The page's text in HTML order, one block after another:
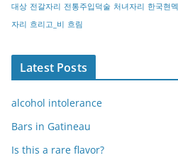
대상 전갈자리 전통주입덕술 처녀자리 한국현
자리 흐리고_비 흐림
Latest Posts
alcohol intolerance
Bars in Gatineau
Is this a rare flavor?